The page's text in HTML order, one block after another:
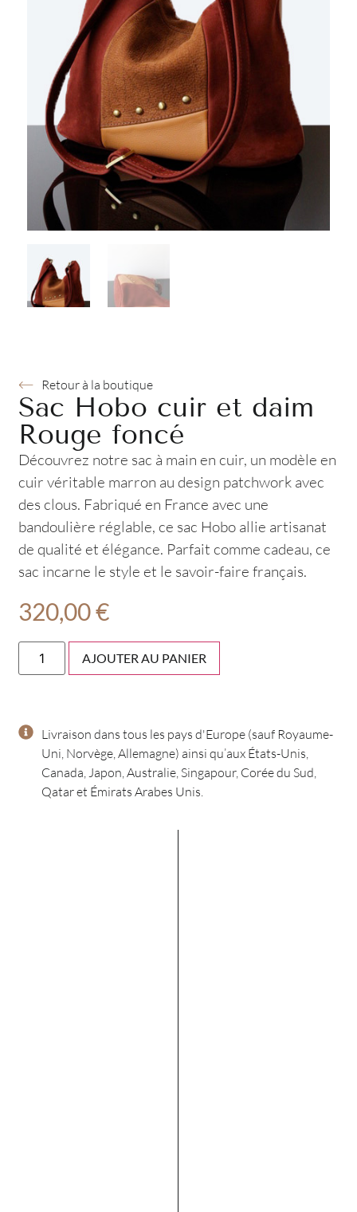
Retour à la boutique
Sac Hobo cuir et daim
Rouge foncé
Découvrez notre sac à main en cuir, un modèle en
cuir véritable marron au design patchwork avec
des clous. Fabriqué en France avec une
bandoulière réglable, ce sac Hobo allie artisanat
de qualité et élégance. Parfait comme cadeau, ce
sac incarne le style et le savoir-faire français.
320,00€
AJOUTER AU PANIER
Livraison dans tous les pays d'Europe (sauf Royaume-
Uni, Norvège, Allemagne) ainsi qu’aux États-Unis,
Canada, Japon, Australie, Singapour, Corée du Sud,
Qatar et Émirats Arabes Unis.